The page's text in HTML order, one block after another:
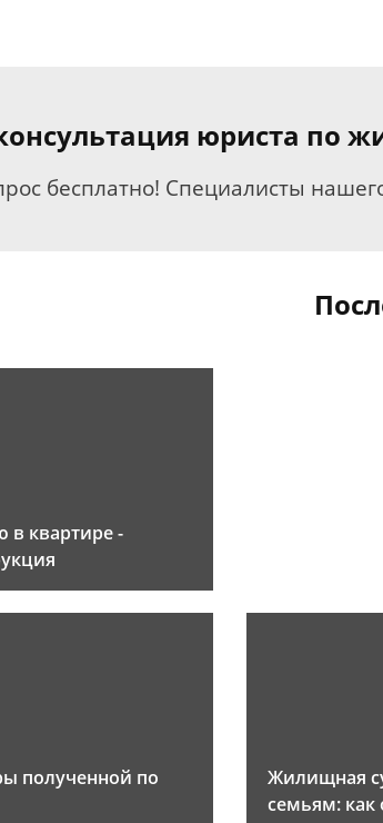
юриста по
бесплатно! Специалисты
в квартире -
полученной по
Жилищная
семьям: